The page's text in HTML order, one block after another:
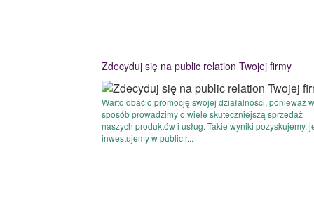
Zdecyduj się na public relation Twojej firmy
Warto dbać o promocję swojej działalności, ponieważ
sposób prowadzimy o wiele skuteczniejszą sprzedaż
naszych produktów i usług. Takie wyniki pozyskujemy,
inwestujemy w public r...